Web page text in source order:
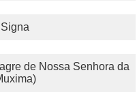
Signa
de Nossa Senhora da